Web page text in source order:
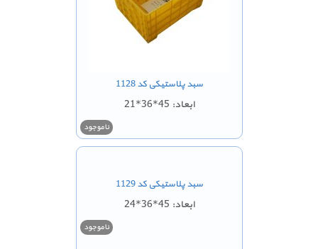
سبد پلاستیکی کد 1128
ابعاد: 45*36*21
ناموجود
سبد پلاستیکی کد 1129
ابعاد: 45*36*24
ناموجود